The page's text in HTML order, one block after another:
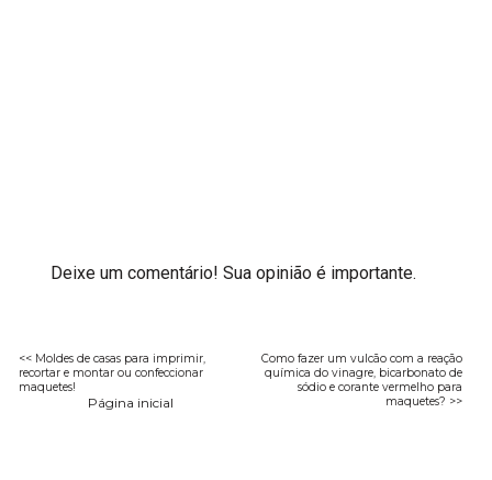
Deixe um comentário! Sua opinião é importante.
<< Moldes de casas para imprimir,
recortar e montar ou confeccionar
maquetes!
Como fazer um vulcão com a reação
química do vinagre, bicarbonato de
sódio e corante vermelho para
maquetes? >>
Página inicial